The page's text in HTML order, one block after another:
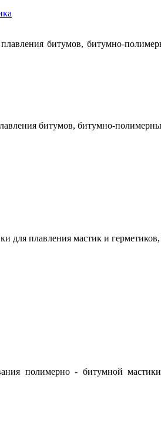
битумов, битумно-
битумов, битумно-
для плавления мастик и
полимерно - битумной